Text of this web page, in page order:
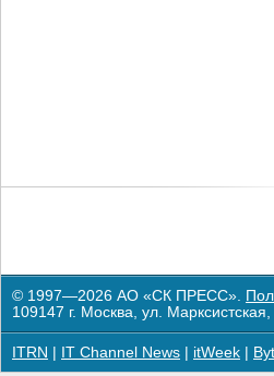
© 1997—2026 АО «СК ПРЕСС».
109147 г. Москва, ул.
ITRN IT Channel News itWeek